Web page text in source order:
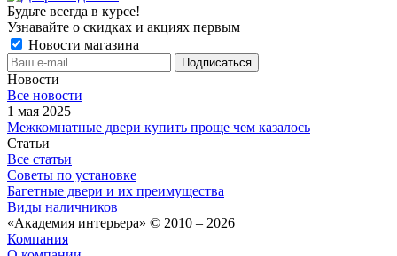
Будьте всегда в курсе!
Узнавайте о скидках и акциях первым
Новости магазина
Новости
Все новости
1 мая 2025
Межкомнатные двери купить проще чем казалось
Статьи
Все статьи
Советы по установке
Багетные двери и их преимущества
Виды наличников
«Академия интерьера» © 2010 – 2026
Компания